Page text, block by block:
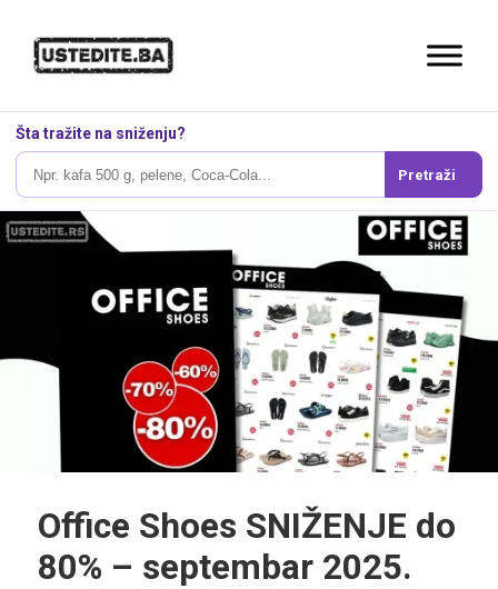
Šta tražite na sniženju?
Pretraži
Office Shoes SNIŽENJE do
80% – septembar 2025.